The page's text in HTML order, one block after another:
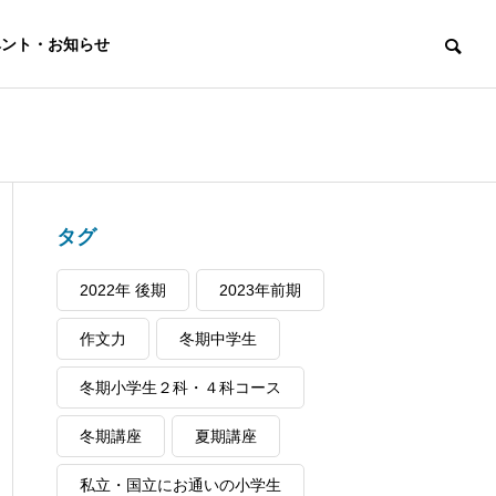
ト・お知らせ
コンテス
+1 国語力×進学サ
ポート
最高レベルの国語力で
内部進学
室のロー
ストリー
での受賞事例
タグ
2022年 後期 2023年前期
作文力 冬期中学生
冬期小学生２科・４科コース
冬期講座 夏期講座
私立・国立にお通いの小学生